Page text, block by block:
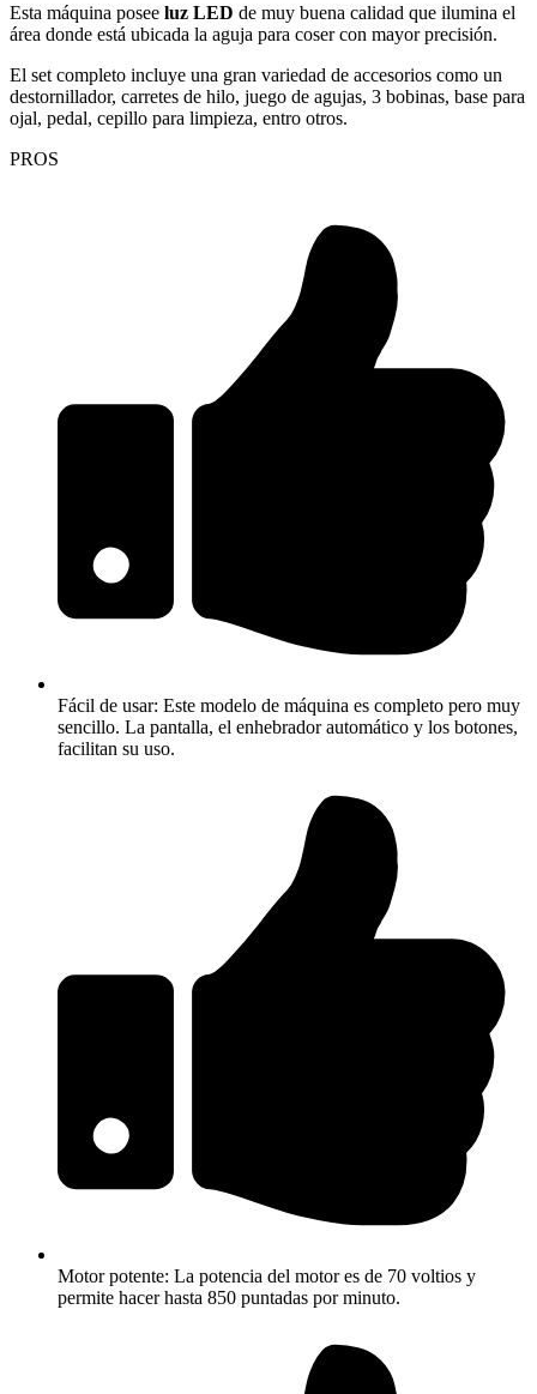
Esta máquina posee luz LED de muy buena calidad que ilumina el
área donde está ubicada la aguja para coser con mayor precisión.
El set completo incluye una gran variedad de accesorios como un
destornillador, carretes de hilo, juego de agujas, 3 bobinas, base para
ojal, pedal, cepillo para limpieza, entro otros.
PROS
Fácil de usar: Este modelo de máquina es completo pero muy
sencillo. La pantalla, el enhebrador automático y los botones,
facilitan su uso.
Motor potente: La potencia del motor es de 70 voltios y
permite hacer hasta 850 puntadas por minuto.